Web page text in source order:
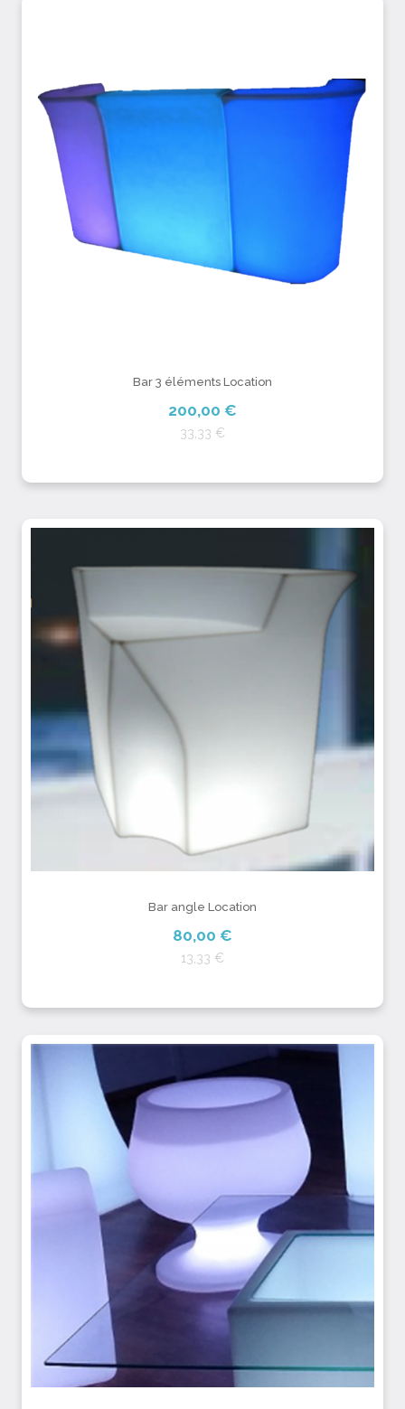
Bar 3 éléments Location
200,00 €
33,33 €
Bar angle Location
80,00 €
13,33 €